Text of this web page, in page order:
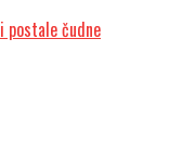
postale čudne